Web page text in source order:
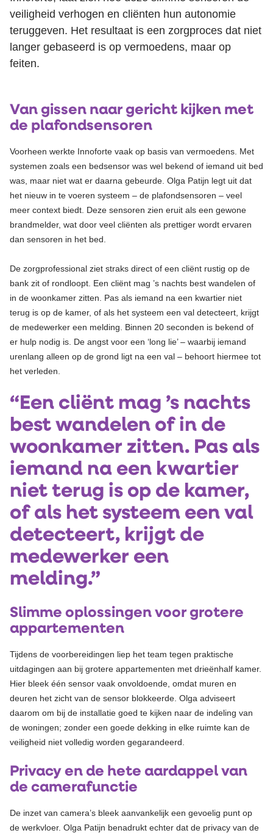
veiligheid verhogen en cliënten hun autonomie
teruggeven. Het resultaat is een zorgproces dat niet
langer gebaseerd is op vermoedens, maar op
feiten.
Van gissen naar gericht kijken met
de plafondsensoren
Voorheen werkte Innoforte vaak op basis van vermoedens. Met
systemen zoals een bedsensor was wel bekend of iemand uit bed
was, maar niet wat er daarna gebeurde. Olga Patijn legt uit dat
het nieuw in te voeren systeem – de plafondsensoren – veel
meer context biedt. Deze sensoren zien eruit als een gewone
brandmelder, wat door veel cliënten als prettiger wordt ervaren
dan sensoren in het bed.
De zorgprofessional ziet straks direct of een cliënt rustig op de
bank zit of rondloopt. Een cliënt mag ’s nachts best wandelen of
in de woonkamer zitten. Pas als iemand na een kwartier niet
terug is op de kamer, of als het systeem een val detecteert, krijgt
de medewerker een melding. Binnen 20 seconden is bekend of
er hulp nodig is. De angst voor een ‘long lie’ – waarbij iemand
urenlang alleen op de grond ligt na een val – behoort hiermee tot
het verleden.
“Een cliënt mag ’s nachts
best wandelen of in de
woonkamer zitten. Pas als
iemand na een kwartier
niet terug is op de kamer,
of als het systeem een val
detecteert, krijgt de
medewerker een
melding.”
Slimme oplossingen voor grotere
appartementen
Tijdens de voorbereidingen liep het team tegen praktische
uitdagingen aan bij grotere appartementen met drieënhalf kamer.
Hier bleek één sensor vaak onvoldoende, omdat muren en
deuren het zicht van de sensor blokkeerde. Olga adviseert
daarom om bij de installatie goed te kijken naar de indeling van
de woningen; zonder een goede dekking in elke ruimte kan de
veiligheid niet volledig worden gegarandeerd.
Privacy en de hete aardappel van
de camerafunctie
De inzet van camera’s bleek aanvankelijk een gevoelig punt op
de werkvloer. Olga Patijn benadrukt echter dat de privacy van de